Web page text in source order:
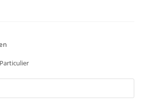
Particulier